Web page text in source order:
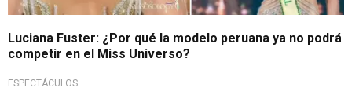
Luciana Fuster: ¿Por qué la modelo peruana ya no podrá
competir en el Miss Universo?
ESPECTÁCULOS